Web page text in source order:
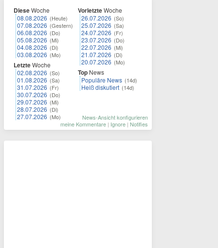
DieseWoche
08.08.2026 (Heute)
07.08.2026 (Gestern)
06.08.2026 (Do)
05.08.2026 (Mi)
04.08.2026 (Di)
03.08.2026 (Mo)
LetzteWoche
02.08.2026 (So)
01.08.2026 (Sa)
31.07.2026 (Fr)
30.07.2026 (Do)
29.07.2026 (Mi)
28.07.2026 (Di)
27.07.2026 (Mo)
VorletzteWoche
26.07.2026 (So)
25.07.2026 (Sa)
24.07.2026 (Fr)
23.07.2026 (Do)
22.07.2026 (Mi)
21.07.2026 (Di)
20.07.2026 (Mo)
Top News
Populäre News (14d)
Heiß diskutiert (14d)
News-Ansicht konfigurieren
meine Kommentare | Ignore | Notifies